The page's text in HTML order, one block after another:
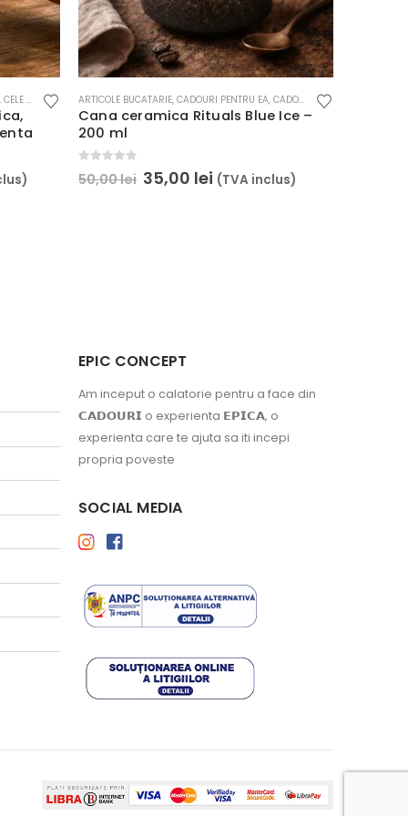
,DECORATIUNI VINTAGE,HOME & DECO
, CELE MAI DORITE ARTICOLE BUCATARIE, CADOURI PENTRU EA, CADOURI PENTRU EL
Cana ceramica Rituals Blue Ice –
200 ml
50,00lei 35,00 lei (TVA inclus)
EPIC CONCEPT
Am inceput o calatorie pentru a face din
𝗖𝗔𝗗𝗢𝗨𝗥𝗜 o experienta 𝗘𝗣𝗜𝗖𝗔, o
experienta care te ajuta sa iti incepi
propria poveste
SOCIAL MEDIA